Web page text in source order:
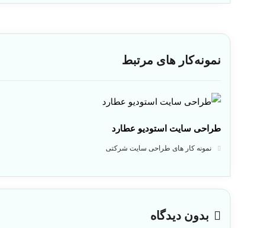
نمونه‌کار های مرتبط
طراحی سایت استودیو عطارد
نمونه کار های طراحی سایت شرکتی
بدون دیدگاه